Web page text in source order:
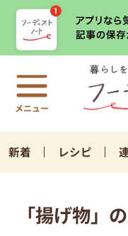
新着 レシピ
「揚げ物」